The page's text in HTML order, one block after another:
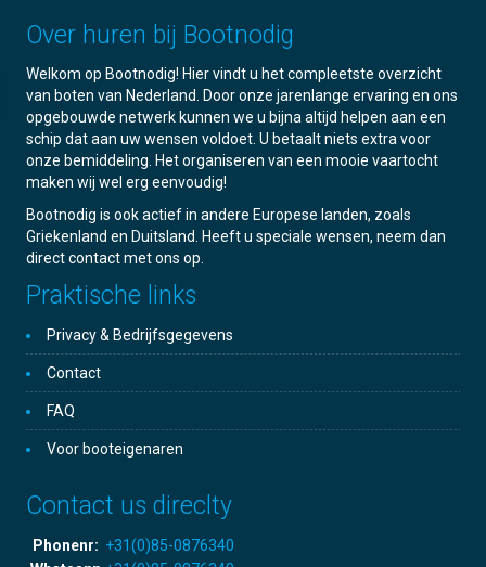
Over huren bij Bootnodig
Welkom op Bootnodig! Hier vindt u het compleetste overzicht
van boten van Nederland. Door onze jarenlange ervaring en ons
opgebouwde netwerk kunnen we u bijna altijd helpen aan een
schip dat aan uw wensen voldoet. U betaalt niets extra voor
onze bemiddeling. Het organiseren van een mooie vaartocht
maken wij wel erg eenvoudig!
Bootnodig is ook actief in andere Europese landen, zoals
Griekenland en Duitsland. Heeft u speciale wensen, neem dan
direct contact met ons op.
Praktische links
Privacy & Bedrijfsgegevens
Contact
FAQ
Voor booteigenaren
Contact us direclty
Phonenr: +31(0)85-0876340